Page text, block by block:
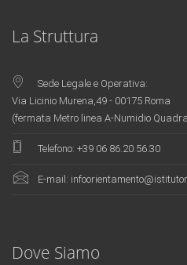
La Struttura
Sede Legale e Operativa:
Via Licinio Murena,49 - 00175 Roma
(fermata Metro linea A-Numidio
Telefono: +39 06 86.20.56.30
E-mail:
level of training..
Dove Siamo